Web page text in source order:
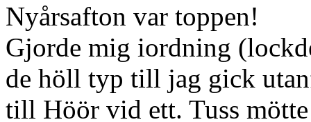
Nyårsafton var toppen!
Gjorde mig iordning
de höll typ till jag gick
till Höör vid ett. Tuss